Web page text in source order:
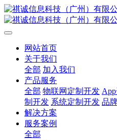
网站首页
关于我们
全部 加入我们
产品服务
全部 物联网定制开发
制开发 系统定制开发 品
解决方案
服务案例
全部